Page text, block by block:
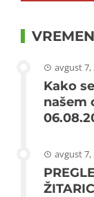
avgust 7,
Kako
našem
avgust 7,